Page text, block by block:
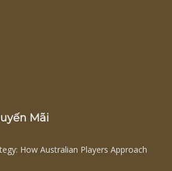
Mãi
How Australian Players Approach